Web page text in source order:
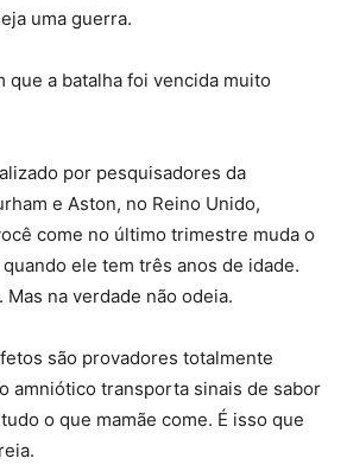
uma guerra.
que a batalha foi vencida muito
por pesquisadores da
e Aston, no Reino Unido,
come no último trimestre muda o
ele tem três anos de idade.
Mas na verdade não odeia.
são provadores totalmente
amniótico transporta sinais de sabor
o que mamãe come. É isso que